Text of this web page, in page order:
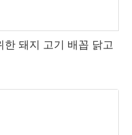
돼지 고기 배꼽 닭고